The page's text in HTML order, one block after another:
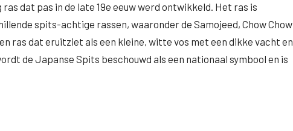
dat pas in de late 19e eeuw werd ontwikkeld. Het ras is
spits-achtige rassen, waaronder de Samojeed, Chow Chow
ras dat eruitziet als een kleine, witte vos met een dikke vacht en
de Japanse Spits beschouwd als een nationaal symbool en is